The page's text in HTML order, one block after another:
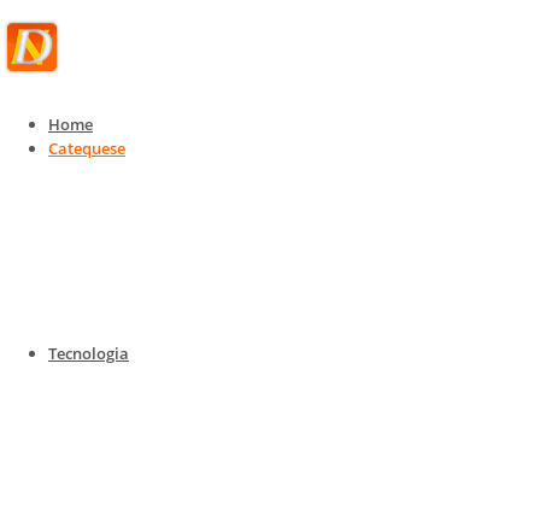
Home
Catequese
Tecnologia
Catequese